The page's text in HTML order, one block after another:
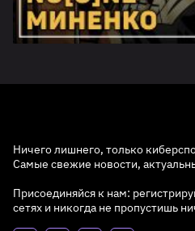
Ничего лишнего, только
Самые свежие новости,
Присоединяйся к нам:
сетях и никогда не пропустишь